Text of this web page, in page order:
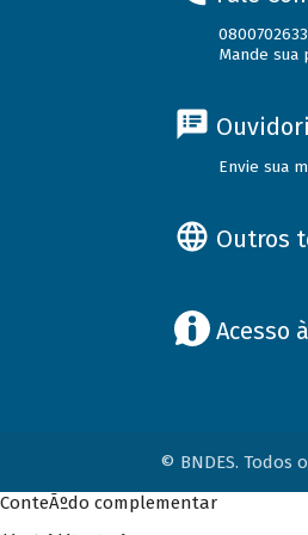
Mande sua
Envie sua
Outros
Acesso
© BNDES. Todos
ConteÃºdo complementar